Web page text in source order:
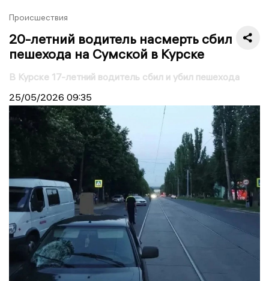
Происшествия
20-летний водитель насмерть сбил
пешехода на Сумской в Курске
В Курске 17-летний водитель сбил и убил пешехода
25/05/2026 09:35